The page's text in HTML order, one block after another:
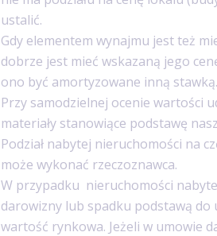
ustalić.
Gdy elementem wynajmu jest też
dobrze jest mieć wskazaną jego
ono być amortyzowane inną stawką.
Przy samodzielnej ocenie wartości
materiały stanowiące podstawę
Podział nabytej nieruchomości na
może wykonać rzeczoznawca.
W przypadku nieruchomości
darowizny lub spadku podstawą
wartość rynkowa. Jeżeli w umowie